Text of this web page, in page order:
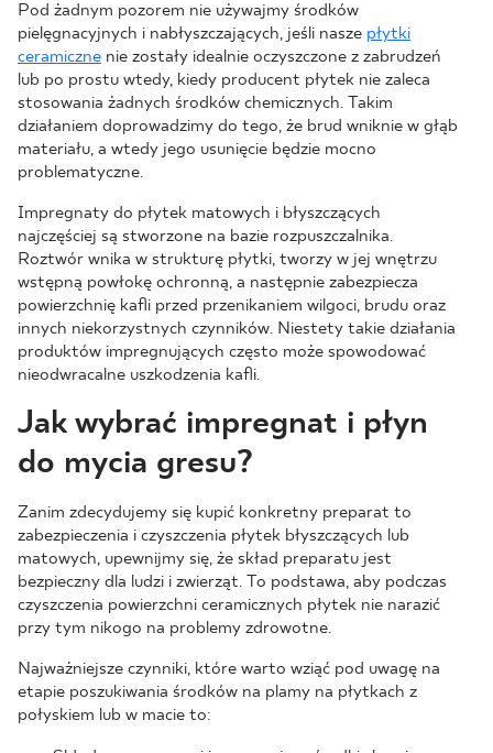
Pod żadnym pozorem nie używajmy środków
pielęgnacyjnych i nabłyszczających, jeśli nasze płytki
ceramiczne nie zostały idealnie oczyszczone z zabrudzeń
lub po prostu wtedy, kiedy producent płytek nie zaleca
stosowania żadnych środków chemicznych. Takim
działaniem doprowadzimy do tego, że brud wniknie w głąb
materiału, a wtedy jego usunięcie będzie mocno
problematyczne.
Impregnaty do płytek matowych i błyszczących
najczęściej są stworzone na bazie rozpuszczalnika.
Roztwór wnika w strukturę płytki, tworzy w jej wnętrzu
wstępną powłokę ochronną, a następnie zabezpiecza
powierzchnię kafli przed przenikaniem wilgoci, brudu oraz
innych niekorzystnych czynników. Niestety takie działania
produktów impregnujących często może spowodować
nieodwracalne uszkodzenia kafli.
Jak wybrać impregnat i płyn
do mycia gresu?
Zanim zdecydujemy się kupić konkretny preparat to
zabezpieczenia i czyszczenia płytek błyszczących lub
matowych, upewnijmy się, że skład preparatu jest
bezpieczny dla ludzi i zwierząt. To podstawa, aby podczas
czyszczenia powierzchni ceramicznych płytek nie narazić
przy tym nikogo na problemy zdrowotne.
Najważniejsze czynniki, które warto wziąć pod uwagę na
etapie poszukiwania środków na plamy na płytkach z
połyskiem lub w macie to: